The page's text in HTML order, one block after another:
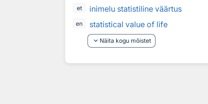
et inimelu statistiline väärtus
en
statistical value of life
keyboard_arrow_down Näita kogu mõistet